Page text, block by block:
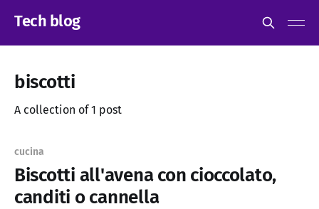
Tech blog
biscotti
A collection of 1 post
cucina
Biscotti all'avena con cioccolato,
canditi o cannella